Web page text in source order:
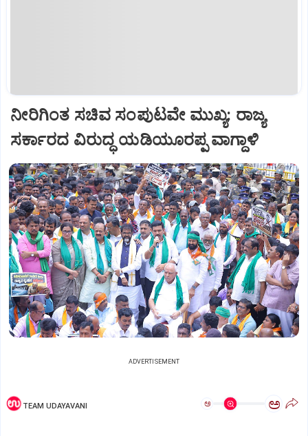
ನೀರಿಗಿಂತ ಸಚಿವ ಸಂಪುಟವೇ ಮುಖ್ಯ: ರಾಜ್ಯ
ಸರ್ಕಾರದ ವಿರುದ್ಧ ಯಡಿಯೂರಪ್ಪ ವಾಗ್ದಾಳಿ
ADVERTISEMENT
TEAM UDAYAVANI ಅ ಅ